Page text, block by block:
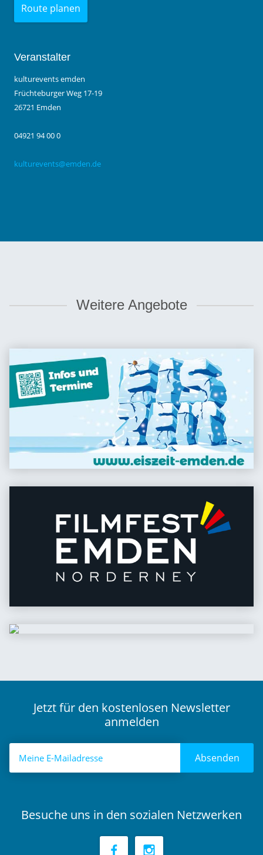
Route planen
Veranstalter
kulturevents emden
Früchteburger Weg 17-19
26721 Emden
04921 94 00 0
kulturevents@emden.de
Weitere Angebote
Jetzt für den kostenlosen Newsletter
anmelden
Absenden
Besuche uns in den sozialen Netzwerken